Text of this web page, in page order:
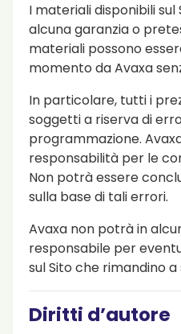
I materiali disponibili
alcuna garanzia o
materiali possono
momento da Avaxa
In particolare, tutti i
soggetti a riserva di
programmazione.
responsabilità per le
Non potrà essere
sulla base di tali errori.
Avaxa non potrà in
responsabile per
sul Sito che rimandino
Diritti d’autore